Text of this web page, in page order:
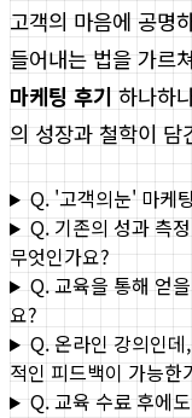
고객의 마음에 공명
들어내는 법을 가르
마케팅 후기 하나하
의 성장과 철학이 담
Q. '고객의눈' 마케
Q. 기존의 성과 측
무엇인가요?
Q. 교육을 통해 얻
요?
Q. 온라인 강의인
적인 피드백이 가능한
Q. 교육 수료 후에